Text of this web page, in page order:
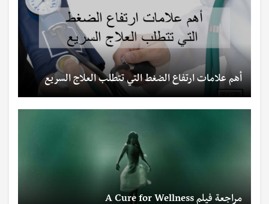
أهم علامات ارتفاع الضغط التي تتطلب العلاج السريع
مراجعة فيلم A Cure for Wellness